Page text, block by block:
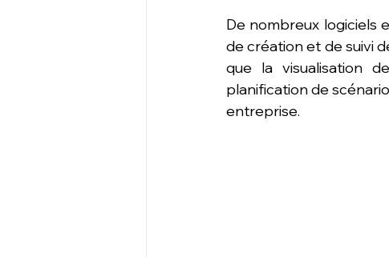
De nombreux logiciels
de création et de suivi
que la visualisation
planification de
entreprise.